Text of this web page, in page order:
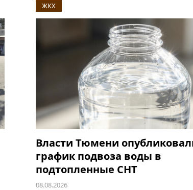
ЖКХ
Власти Тюмени
график подвоза воды в
подтопленные СНТ
08.08.2026